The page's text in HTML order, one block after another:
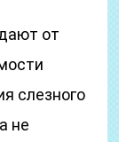
от
слезного
не